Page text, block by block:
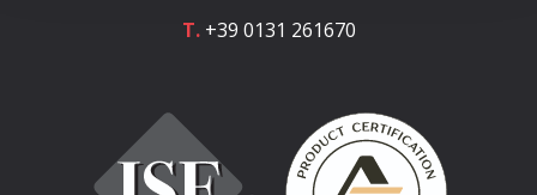
T.+39 0131 261670